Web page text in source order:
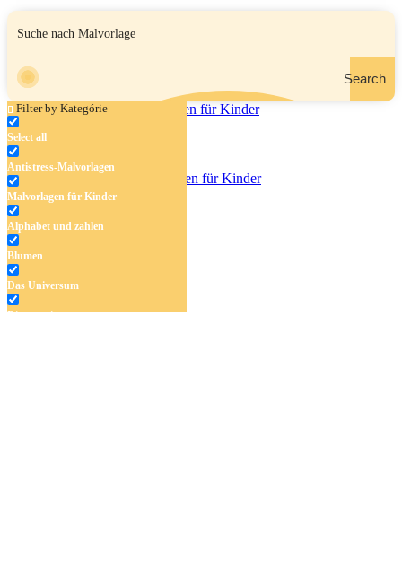
Search
Filter by Kategórie
Select all
Antistress-Malvorlagen
Malvorlagen für Kinder
Alphabet und zahlen
Blumen
Das Universum
Dinosaurier
Känguru
Känguru